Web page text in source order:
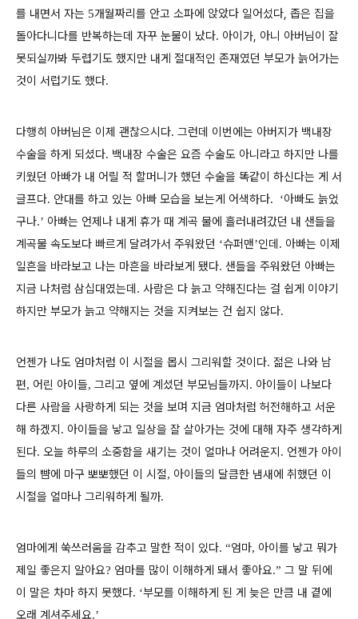
를 내면서 자는 5개월짜리를 안고 소파에 앉았다 일어섰다, 좁은 집을
돌아다니다를 반복하는데 자꾸 눈물이 났다. 아이가, 아니 아버님이 잘
못되실까봐 두렵기도 했지만 내게 절대적인 존재였던 부모가 늙어가는
것이 서럽기도 했다.
다행히 아버님은 이제 괜찮으시다. 그런데 이번에는 아버지가 백내장
수술을 하게 되셨다. 백내장 수술은 요즘 수술도 아니라고 하지만 나를
키웠던 아빠가 내 어릴 적 할머니가 했던 수술을 똑같이 하신다는 게 서
글프다. 안대를 하고 있는 아빠 모습을 보는게 어색하다. ‘아빠도 늙었
구나.’ 아빠는 언제나 내게 휴가 때 계곡 물에 흘러내려갔던 내 샌들을
계곡물 속도보다 빠르게 달려가서 주워왔던 ‘슈퍼맨’인데. 아빠는 이제
일흔을 바라보고 나는 마흔을 바라보게 됐다. 샌들을 주워왔던 아빠는
지금 나처럼 삼십대였는데. 사람은 다 늙고 약해진다는 걸 쉽게 이야기
하지만 부모가 늙고 약해지는 것을 지켜보는 건 쉽지 않다.
언젠가 나도 엄마처럼 이 시절을 몹시 그리워할 것이다. 젊은 나와 남
편, 어린 아이들, 그리고 옆에 계셨던 부모님들까지. 아이들이 나보다
다른 사람을 사랑하게 되는 것을 보며 지금 엄마처럼 허전해하고 서운
해 하겠지. 아이들을 낳고 일상을 잘 살아가는 것에 대해 자주 생각하게
된다. 오늘 하루의 소중함을 새기는 것이 얼마나 어려운지. 언젠가 아이
들의 뺨에 마구 뽀뽀했던 이 시절, 아이들의 달큼한 냄새에 취했던 이
시절을 얼마나 그리워하게 될까.
엄마에게 쑥쓰러움을 감추고 말한 적이 있다. “엄마, 아이를 낳고 뭐가
제일 좋은지 알아요? 엄마를 많이 이해하게 돼서 좋아요.” 그 말 뒤에
이 말은 차마 하지 못했다. ‘부모를 이해하게 된 게 늦은 만큼 내 곁에
오래 계셔주세요.’